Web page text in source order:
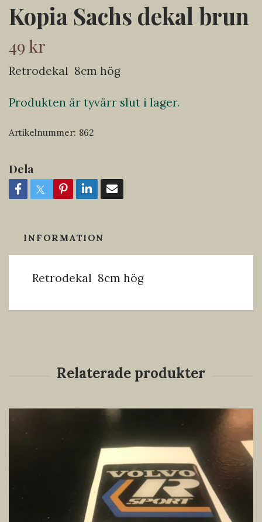
Kopia Sachs dekal brun
49 kr
Retrodekal 8cm hög
Produkten är tyvärr slut i lager.
Artikelnummer: 862
Dela
INFORMATION
Retrodekal 8cm hög